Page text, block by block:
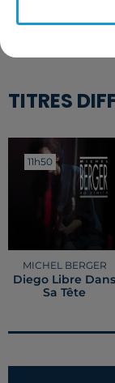
Publié : 26
TITRES
11h50
11h50
MICHEL BERGER
Diego Libre Dans
Sa Tête